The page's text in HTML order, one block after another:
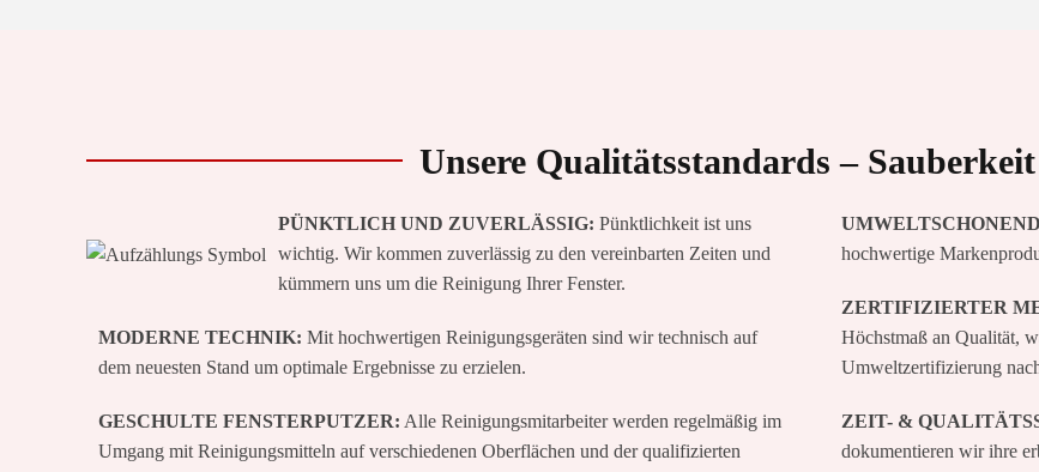
Unsere Qualitätsstandards –
PÜNKTLICH UND ZUVERLÄSSIG: Pünktlichkeit ist uns
wichtig. Wir kommen zuverlässig zu den vereinbarten Zeiten und
kümmern uns um die Reinigung Ihrer Fenster.
MODERNE TECHNIK: Mit hochwertigen Reinigungsgeräten sind wir technisch auf
dem neuesten Stand um optimale Ergebnisse zu erzielen.
GESCHULTE FENSTERPUTZER: Alle Reinigungsmitarbeiter werden regelmäßig im
Umgang mit Reinigungsmitteln auf verschiedenen Oberflächen und der qualifizierten
hochwertige
ZERTIFIZIERTER
Höchstmaß an Qualität,
Umweltzertifizierung
ZEIT- &
dokumentieren wir ihre